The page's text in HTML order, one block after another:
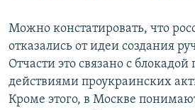
Можно констатировать, что
отказались от идеи создания
Отчасти это связано с блокадой
действиями проукраинских
Кроме этого, в Москве